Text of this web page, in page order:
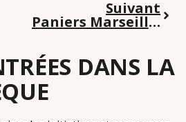
Suivant
Paniers Marseillais : Produits Bio sur Marseille
DANS LA